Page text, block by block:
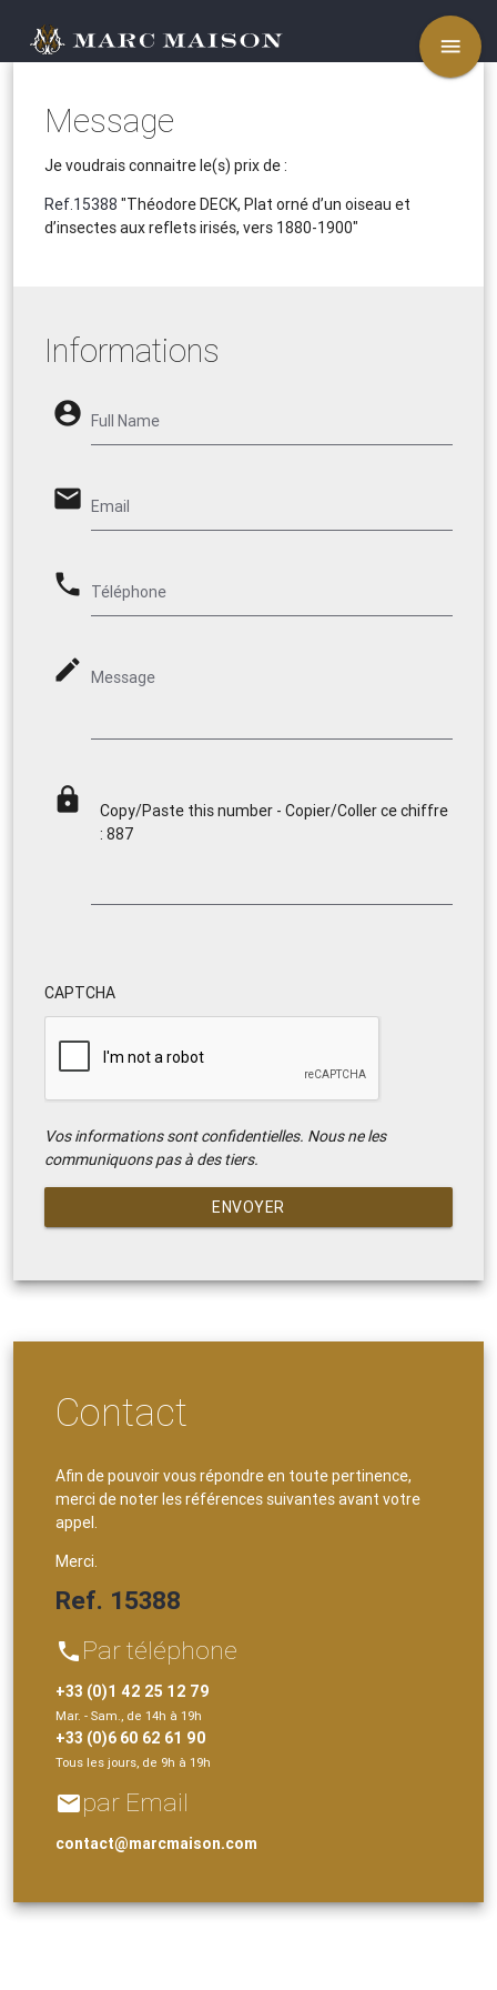
menu
Message
Je voudrais connaitre le(s) prix de :
Ref.15388 "Théodore DECK, Plat orné d’un oiseau et
d’insectes aux reflets irisés, vers 1880-1900"
Informations
account_circle Full Name
email Email
phone Téléphone
mode_edit Message
lock
Copy/Paste this number - Copier/Coller ce chiffre
: 887
CAPTCHA
Vos informations sont confidentielles. Nous ne les
communiquons pas à des tiers.
ENVOYER
Contact
Afin de pouvoir vous répondre en toute pertinence,
merci de noter les références suivantes avant votre
appel.
Merci.
Ref. 15388
phone Par téléphone
+33 (0)1 42 25 12 79
Mar. - Sam., de 14h à 19h
+33 (0)6 60 62 61 90
Tous les jours, de 9h à 19h
emailpar Email
contact@marcmaison.com